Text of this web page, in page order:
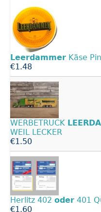
Leerdammer Käse
€1.48
WERBETRUCK
WEIL LECKER
€1.50
Herlitz 402 oder 401
€1.60